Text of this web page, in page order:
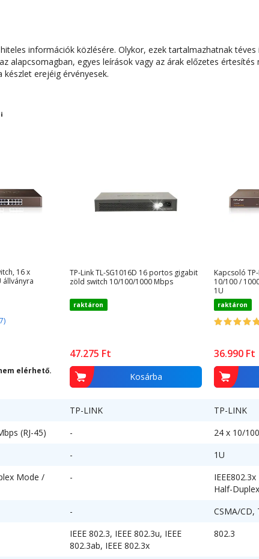
Power, LINK/ACT
információk közlésére. Olykor, ezek tartalmazhatnak
alapcsomagban, egyes leírások vagy az árak előzetes
erejéig érvényesek.
16 x
állványra
elérhető.
TP-Link TL-SG1016D 16 portos gigabit
zöld switch 10/100/1000 Mbps
raktáron
47.275 Ft
Kosárba
Kapcsoló
10/100 /
1U
raktáron
36.990 Ft
TP-LINK TP-LINK
(RJ-45) - 24 x 10/
- 1U
Mode /
-
Half-
- CSMA/CD,
IEEE 802.3, IEEE 802.3u, IEEE
802.3ab, IEEE 802.3x
802.3